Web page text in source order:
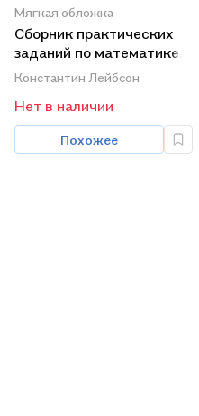
Мягкая обложка
Сборник практических
заданий по математике.
Часть 1. 8 класс
Константин Лейбсон
Нет в наличии
Похожее